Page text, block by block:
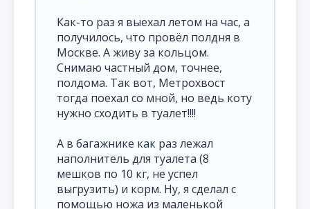
Как-то раз я выехал летом на час, а
получилось, что провёл полдня в
Москве. А живу за кольцом.
Снимаю частный дом, точнее,
полдома. Так вот, Метрохвост
тогда поехал со мной, но ведь коту
нужно сходить в туалет!!!!
А в багажнике как раз лежал
наполнитель для туалета (8
мешков по 10 кг, не успел
выгрузить) и корм. Ну, я сделал с
помощью ножа из маленькой